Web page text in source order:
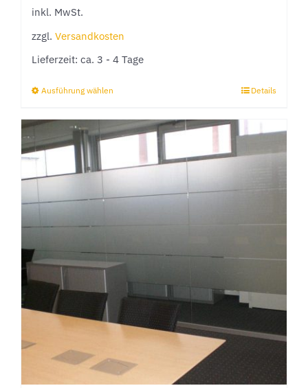
inkl. MwSt.
zzgl. Versandkosten
Lieferzeit: ca. 3 - 4 Tage
Ausführung wählen
weist
auf.
können
auf
der
Produktseite
gewählt
werden
Details